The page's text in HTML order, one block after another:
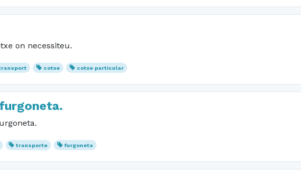
on necessiteu.
cotxe cotxe particular
transporte furgoneta